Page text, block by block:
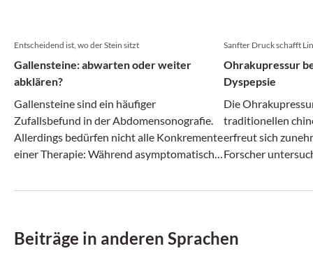
Entscheidend ist, wo der Stein sitzt
Gallensteine: abwarten oder weiter
abklären?
Gallensteine sind ein häufiger
Zufallsbefund in der Abdomensonografie.
Allerdings bedürfen nicht alle Konkremente
einer Therapie: Während asymptomatische
Sanfter Druck schafft
Ohrakupressur
Dyspepsie
Die
traditionellen
erfreut sich
Forscher
Beiträge in anderen Sprachen